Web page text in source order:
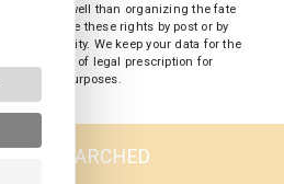
as well than organizing the fate
can exercise these rights by post or by
of identity. We keep your data for the
the duration of legal prescription for
purposes.
SEARCHED